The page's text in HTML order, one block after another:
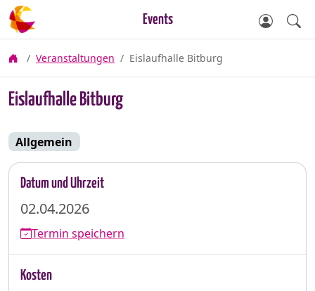
Events
Veranstaltungen Eislaufhalle Bitburg
Eislaufhalle Bitburg
Allgemein
Datum und Uhrzeit
02.04.2026
Termin speichern
Kosten